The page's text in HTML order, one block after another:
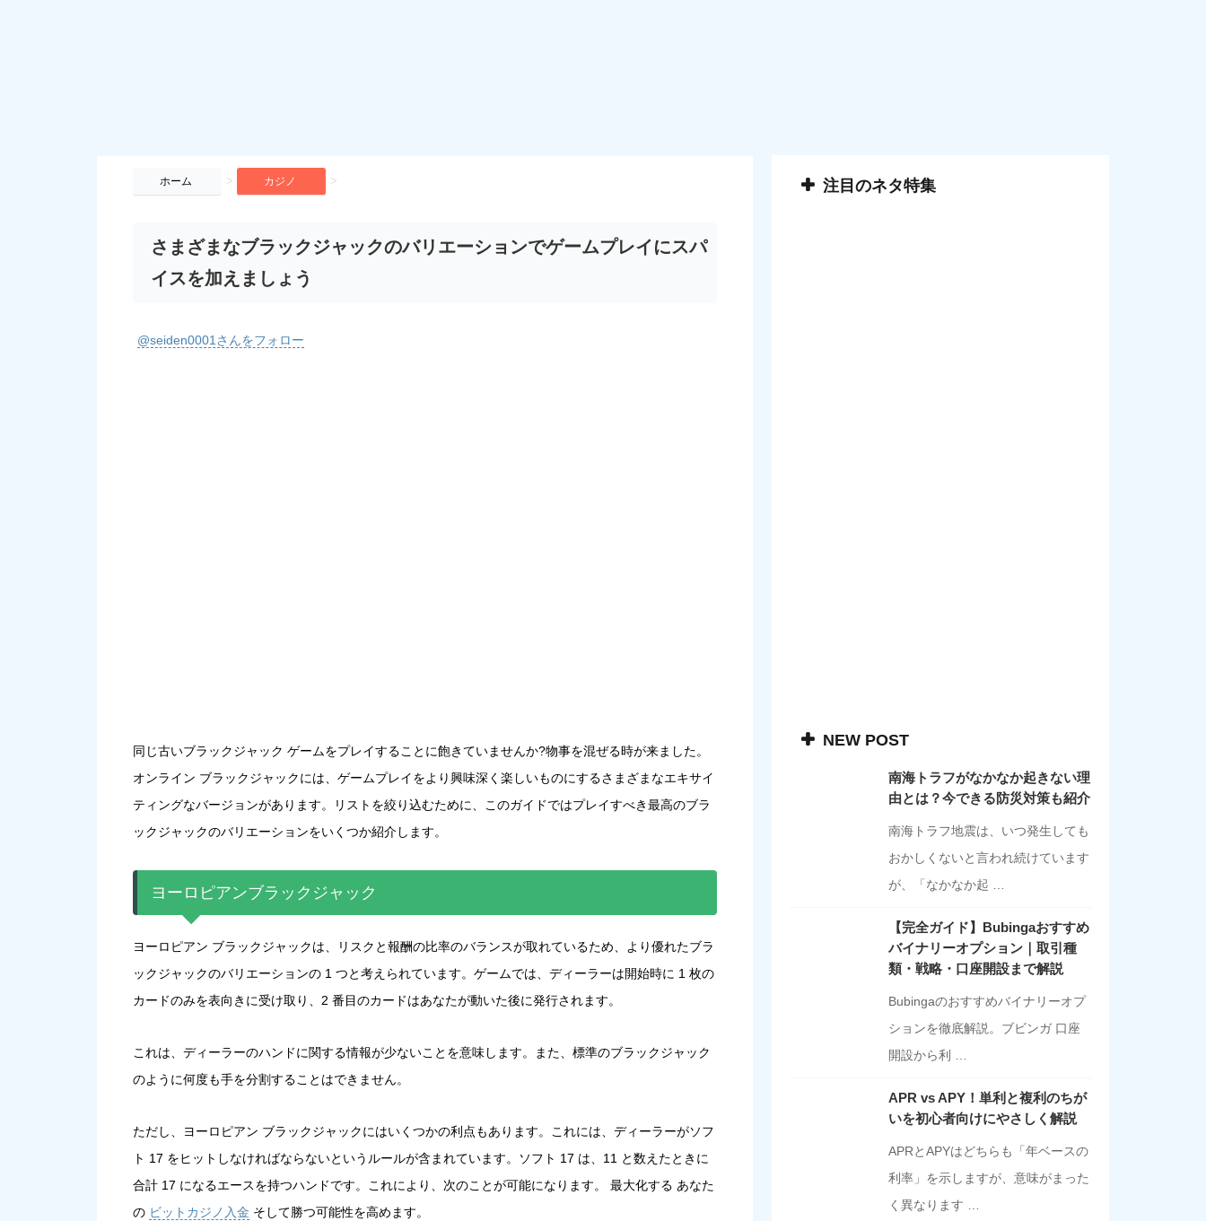
ホーム > カジノ >
さまざまなブラックジャックのバリエーションでゲームプレイにスパ
イスを加えましょう
@seiden0001さんをフォロー
同じ古いブラックジャック ゲームをプレイすることに飽きていませんか?物事を混ぜる時が来ました。
オンライン ブラックジャックには、ゲームプレイをより興味深く楽しいものにするさまざまなエキサイ
ティングなバージョンがあります。リストを絞り込むために、このガイドではプレイすべき最高のブラ
ックジャックのバリエーションをいくつか紹介します。
ヨーロピアンブラックジャック
ヨーロピアン ブラックジャックは、リスクと報酬の比率のバランスが取れているため、より優れたブラ
ックジャックのバリエーションの 1 つと考えられています。ゲームでは、ディーラーは開始時に 1 枚の
カードのみを表向きに受け取り、2 番目のカードはあなたが動いた後に発行されます。
これは、ディーラーのハンドに関する情報が少ないことを意味します。また、標準のブラックジャック
のように何度も手を分割することはできません。
ただし、ヨーロピアン ブラックジャックにはいくつかの利点もあります。これには、ディーラーがソフ
ト 17 をヒットしなければならないというルールが含まれています。ソフト 17 は、11 と数えたときに
合計 17 になるエースを持つハンドです。これにより、次のことが可能になります。 最大化する あなた
の ビットカジノ入金 そして勝つ可能性を高めます。
注目のネタ特集
NEW POST
南海トラフがなかなか起きない理
由とは？今できる防災対策も紹介
南海トラフ地震は、いつ発生しても
おかしくないと言われ続けています
が、「なかなか起 …
【完全ガイド】Bubingaおすすめ
バイナリーオプション｜取引種
類・戦略・口座開設まで解説
Bubingaのおすすめバイナリーオプ
ションを徹底解説。ブビンガ 口座
開設から利 …
APR vs APY！単利と複利のちが
いを初心者向けにやさしく解説
APRとAPYはどちらも「年ベースの
利率」を示しますが、意味がまった
く異なります …